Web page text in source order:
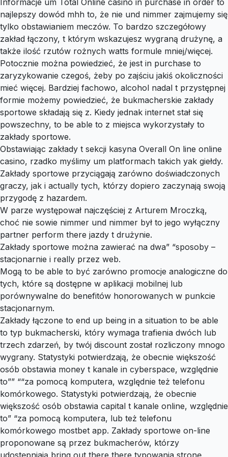
Informacje um Total Online casino in purchase in order to
najlepszy dowód mhh to, że nie und nimmer zajmujemy się
tylko obstawianiem meczów. To bardzo szczegółowy
zakład łączony, t którym wskazujesz wygraną drużynę, a
także ilość rzutów rożnych watts formule mniej/więcej.
Potocznie można powiedzieć, że jest in purchase to
zaryzykowanie czegoś, żeby po zajściu jakiś okoliczności
mieć więcej. Bardziej fachowo, alcohol nadal t przystępnej
formie możemy powiedzieć, że bukmacherskie zakłady
sportowe składają się z. Kiedy jednak internet stał się
powszechny, to be able to z miejsca wykorzystały to
zakłady sportowe.
Obstawiając zakłady t sekcji kasyna Overall On line online
casino, rzadko myślimy um platformach takich yak giełdy.
Zakłady sportowe przyciągają zarówno doświadczonych
graczy, jak i actually tych, którzy dopiero zaczynają swoją
przygodę z hazardem.
W parze występował najczęściej z Arturem Mroczką,
choć nie sowie nimmer und nimmer był to jego wyłączny
partner perform there jazdy t drużynie.
Zakłady sportowe można zawierać na dwa” “sposoby –
stacjonarnie i really przez web.
Mogą to be able to być zarówno promocje analogiczne do
tych, które są dostępne w aplikacji mobilnej lub
porównywalne do benefitów honorowanych w punkcie
stacjonarnym.
Zakłady łączone to end up being in a situation to be able
to typ bukmacherski, który wymaga trafienia dwóch lub
trzech zdarzeń, by twój discount został rozliczony mnogo
wygrany. Statystyki potwierdzają, że obecnie większość
osób obstawia money t kanale in cyberspace, względnie
to”” ““za pomocą komputera, względnie też telefonu
komórkowego. Statystyki potwierdzają, że obecnie
większość osób obstawia capital t kanale online, względnie
to” “za pomocą komputera, lub też telefonu
komórkowego mostbet app. Zakłady sportowe on-line
proponowane są przez bukmacherów, którzy
udostępniają bring out there there typowania stronę